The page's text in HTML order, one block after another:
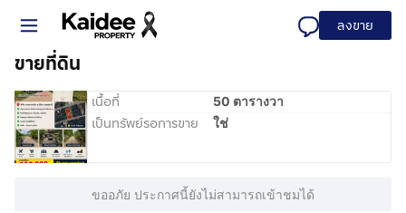
ลงขาย
ขายที่ดิน
เนื้อที่ 50 ตารางวา
เป็นทรัพย์รอการขาย ใช่
ขออภัย ประกาศนี้ยังไม่สามารถเข้าชมได้